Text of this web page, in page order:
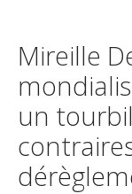
Mireille
un